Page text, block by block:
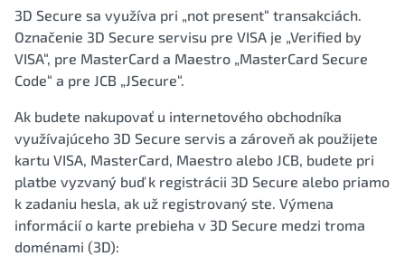
3D Secure sa využíva pri „not present“ transakciách.
Označenie 3D Secure servisu pre VISA je „Verified by
VISA“, pre MasterCard a Maestro „MasterCard Secure
Code“ a pre JCB „JSecure“.
Ak budete nakupovať u internetového obchodníka
využívajúceho 3D Secure servis a zároveň ak použijete
kartu VISA, MasterCard, Maestro alebo JCB, budete pri
platbe vyzvaný buď k registrácii 3D Secure alebo priamo
k zadaniu hesla, ak už registrovaný ste. Výmena
informácií o karte prebieha v 3D Secure medzi troma
doménami (3D):